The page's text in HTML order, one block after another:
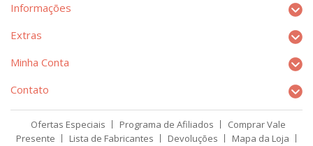
Informações
Extras
Minha Conta
Contato
Ofertas Especiais Programa de Afiliados
Comprar Vale
Presente
Lista de Fabricantes Devoluções Mapa da Loja